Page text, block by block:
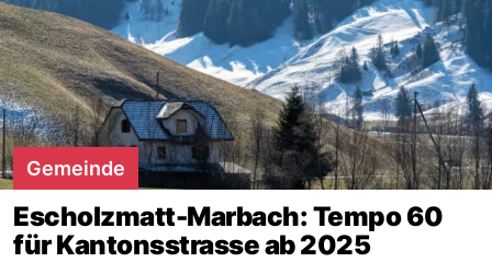
Gemeinde
Escholzmatt-Marbach: Tempo 60
für Kantonsstrasse ab 2025